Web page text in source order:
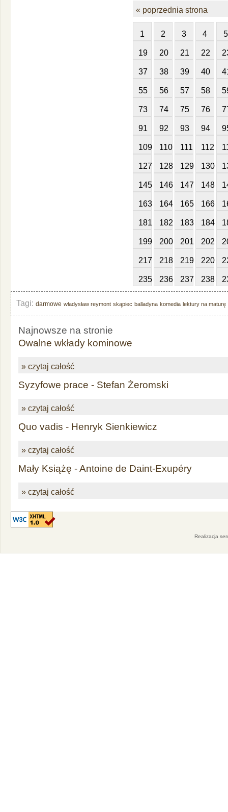
« poprzednia strona
1 2 3 4 5
19 20 21 22
37 38 39 40
55 56 57 58
73 74 75 76
91 92 93 94
109 110 111 112
127 128 129 130
145 146 147 148
163 164 165 166
181 182 183 184
199 200 201 202
217 218 219 220
235 236 237 238
Tagi: darmowe władysław reymont skąpiec balladyna komedia lektury na maturę
Najnowsze na stronie
Owalne wkłady kominowe
» czytaj całość
Syzyfowe prace - Stefan Żeromski
» czytaj całość
Quo vadis - Henryk Sienkiewicz
» czytaj całość
Mały Książę - Antoine de Daint-Exupéry
» czytaj całość
Realizacja